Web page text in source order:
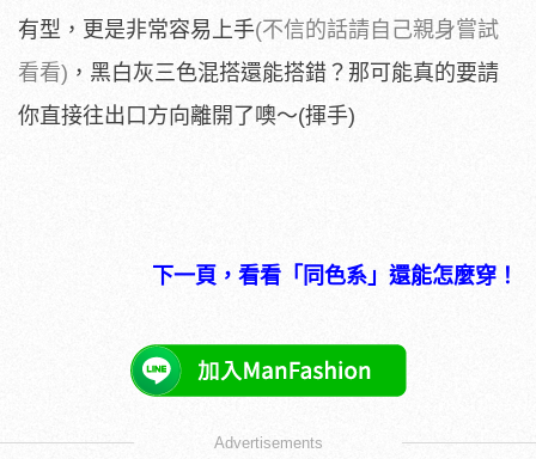
有型，更是非常容易上手(不信的話請自己親身嘗試
看看) ，黑白灰三色混搭還能搭錯？那可能真的要請
你直接往出口方向離開了噢～(揮手)
下一頁，看看「同色系」還能怎麼穿！
Advertisements